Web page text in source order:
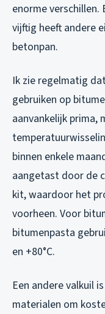
enorme verschillen.
vijftig heeft andere
betonpan.
Ik zie regelmatig
gebruiken op
aanvankelijk prima,
binnen enkele
aangetast door de
kit, waardoor het
voorheen. Voor
bitumenpasta
en +80°C.
Een andere valkuil
materialen om